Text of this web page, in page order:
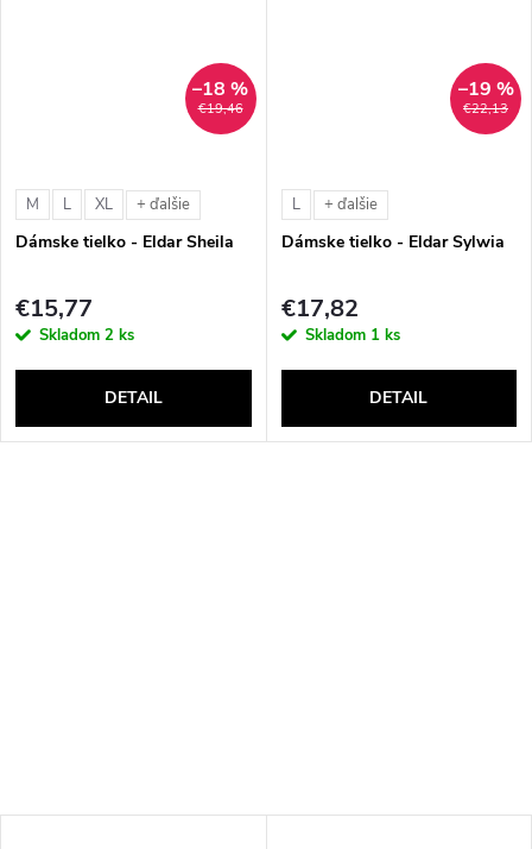
€19,46
–18 %
M L XL + ďalšie
Dámske tielko - Eldar Sheila
€15,77
Skladom 2 ks
DETAIL
€22,13
–19 %
L + ďalšie
Dámske tielko - Eldar Sylwia
€17,82
Skladom 1 ks
DETAIL